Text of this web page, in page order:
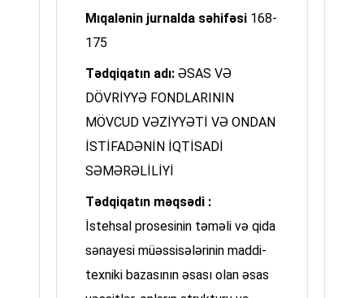
Mıqalənin jurnalda səhifəsi 168-
175
Tədqiqatın adı: ƏSAS VƏ
DÖVRİYYƏ FONDLARININ
MÖVCUD VƏZİYYƏTİ VƏ ONDAN
İSTİFADƏNİN İQTİSADİ
SƏMƏRƏLİLİYİ
Tədqiqatın məqsədi :
İstehsal prosesinin təməli və qida
sənayesi müəssisələrinin maddi-
texniki bazasının əsası olan əsas